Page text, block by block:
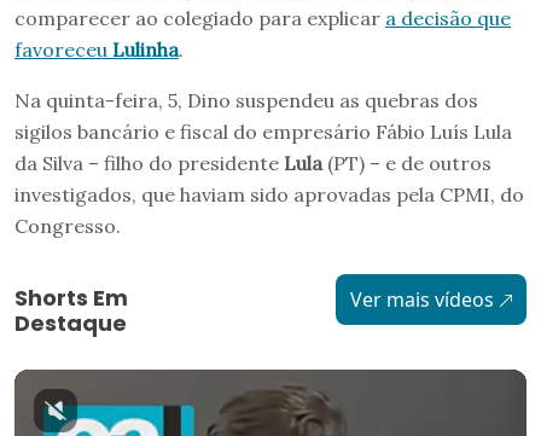
comparecer ao colegiado para explicar a decisão que
favoreceu Lulinha.
Na quinta-feira, 5, Dino suspendeu as quebras dos
sigilos bancário e fiscal do empresário Fábio Luís Lula
da Silva – filho do presidente Lula (PT) – e de outros
investigados, que haviam sido aprovadas pela CPMI, do
Congresso.
Shorts Em
Destaque
Ver mais vídeos